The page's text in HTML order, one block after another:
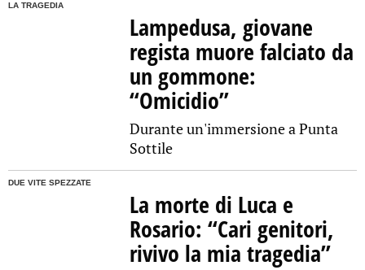
LA TRAGEDIA
Lampedusa, giovane
regista muore falciato da
un gommone:
“Omicidio”
Durante un'immersione a Punta
Sottile
DUE VITE SPEZZATE
La morte di Luca e
Rosario: “Cari genitori,
rivivo la mia tragedia”